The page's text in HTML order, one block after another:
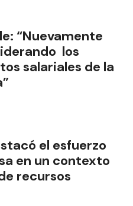
“Nuevamente
los
salariales de la
el esfuerzo
en un contexto
recursos